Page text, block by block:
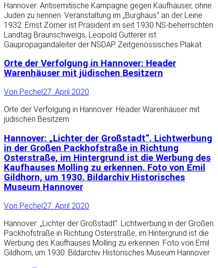
Hannover: Antisemitische Kampagne gegen Kaufhäuser, ohne
Juden zu nennen. Veranstaltung im „Burghaus“ an der Leine
1932: Ernst Zörner ist Präsident im seit 1930 NS-beherrschten
Landtag Braunschweigs, Leopold Gutterer ist
Gaupropagandaleiter der NSDAP. Zeitgenössisches Plakat
Orte der Verfolgung in Hannover: Header
Warenhäuser mit jüdischen Besitzern
Von Pechel 27. April 2020
Orte der Verfolgung in Hannover: Header Warenhäuser mit
jüdischen Besitzern
Hannover: „Lichter der Großstadt“. Lichtwerbung
in der Großen Packhofstraße in Richtung
Osterstraße, im Hintergrund ist die Werbung des
Kaufhauses Molling zu erkennen. Foto von Emil
Gildhorn, um 1930. Bildarchiv Historisches
Museum Hannover
Von Pechel27. April 2020
Hannover: „Lichter der Großstadt“. Lichtwerbung in der Großen
Packhofstraße in Richtung Osterstraße, im Hintergrund ist die
Werbung des Kaufhauses Molling zu erkennen. Foto von Emil
Gildhorn, um 1930. Bildarchiv Historisches Museum Hannover